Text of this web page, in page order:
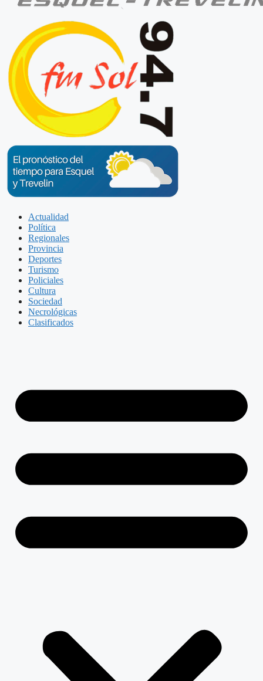
Actualidad
Política
Regionales
Provincia
Deportes
Turismo
Policiales
Cultura
Sociedad
Necrológicas
Clasificados